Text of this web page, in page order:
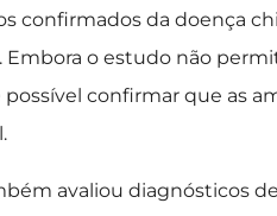
confirmados da doença
Embora o estudo não
possível confirmar que as
avaliou diagnósticos